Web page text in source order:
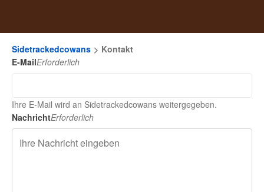
Sidetrackedcowans
Kontakt
E-MailErforderlich
Ihre E-Mail wird an Sidetrackedcowans weitergegeben.
NachrichtErforderlich